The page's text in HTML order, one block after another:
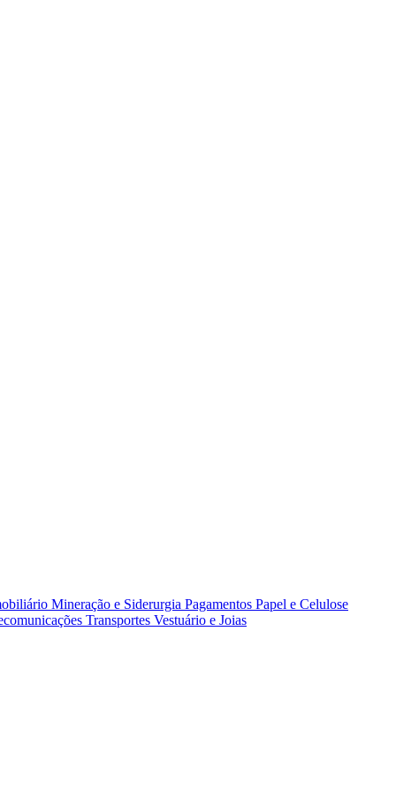
Mineração e Siderurgia Pagamentos Papel e Celulose
Transportes Vestuário e Joias